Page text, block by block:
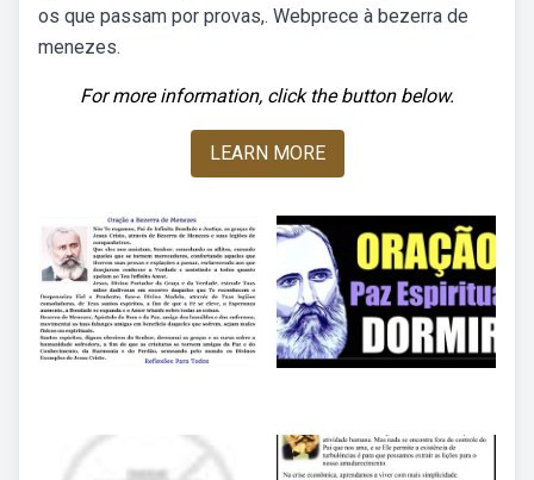
os que passam por provas,. Webprece à bezerra de
menezes.
For more information, click the button below.
LEARN MORE